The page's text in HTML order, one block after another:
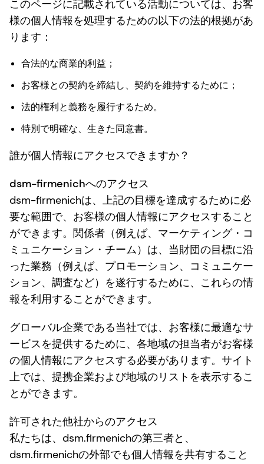
このページに記載されている活動については、お客
様の個人情報を処理するための以下の法的根拠があ
ります：
合法的な商業的利益；
お客様との契約を締結し、契約を維持するために；
法的権利と義務を履行するため。
特別で明確な、生きた同意書。
誰が個人情報にアクセスできますか？
dsm-firmenichへのアクセス
dsm-firmenichは、上記の目標を達成するために必
要な範囲で、お客様の個人情報にアクセスすること
ができます。関係者（例えば、マーケティング・コ
ミュニケーション・チーム）は、当財団の目標に沿
った業務（例えば、プロモーション、コミュニケー
ション、調査など）を遂行するために、これらの情
報を利用することができます。
グローバル企業である当社では、お客様に最適なサ
ービスを提供するために、各地域の担当者がお客様
の個人情報にアクセスする必要があります。サイト
上では、提携企業および地域のリストを表示するこ
とができます。
許可された他社からのアクセス
私たちは、dsm.firmenichの第三者と、
dsm.firmenichの外部でも個人情報を共有すること